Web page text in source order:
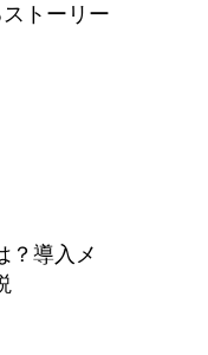
トーリー
？導入メ